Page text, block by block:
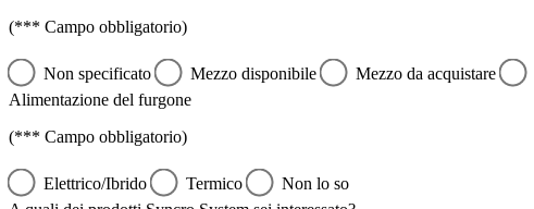
(*** Campo obbligatorio)
Non specificato Mezzo disponibile Mezzo da acquistare
Alimentazione del furgone
(*** Campo obbligatorio)
Elettrico/Ibrido Termico
Non lo so